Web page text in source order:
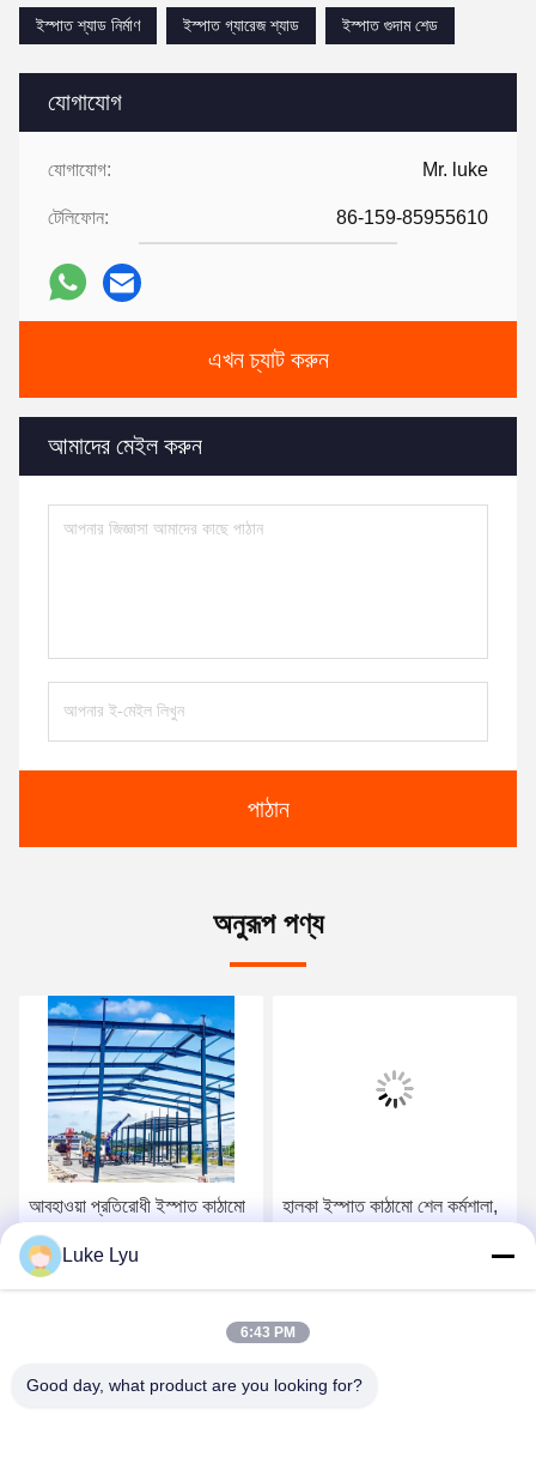
যোগাযোগ
যোগাযোগ: Mr. luke
টেলিফোন: 86-159-85955610
এখন চ্যাট করুন
আমাদের মেইল করুন
পাঠান
ইস্পাত শ্যাড নির্মাণ
ইস্পাত গ্যারেজ শ্যাড ইস্পাত গুদাম শেড
অনুরূপ পণ্য
আবহাওয়া প্রতিরোধী ইস্পাত কাঠামো
ফার্ম শ্যাড, শিল্প কাস্টম ইস্পাত ফ্রেম
ভাণ্ডার
হালকা ইস্পাত কাঠামো শেল কর্মশালা,
Luke Lyu
6:43 PM
Good day, what product are you looking for?